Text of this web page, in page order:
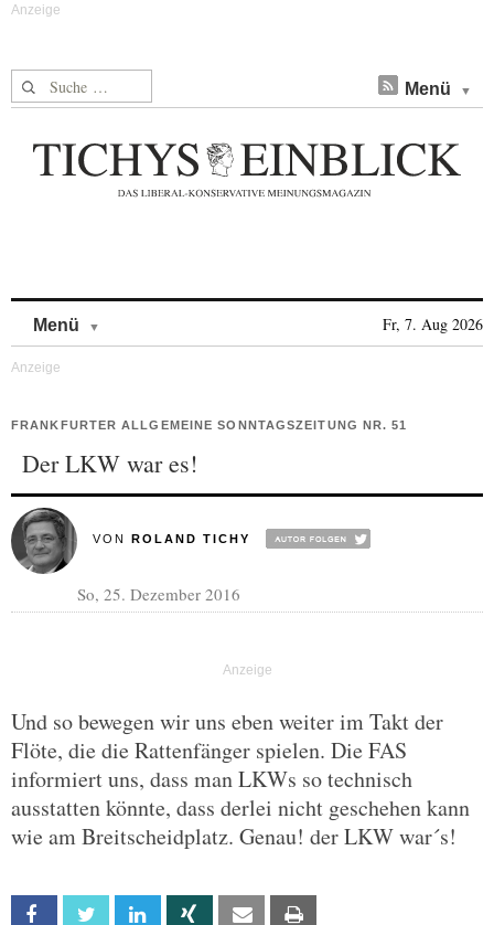
Suche nach: Menü
Menü Fr, 7. Aug 2026
FRANKFURTER ALLGEMEINE SONNTAGSZEITUNG NR. 51
Der LKW war es!
VON ROLAND TICHY
So, 25. Dezember 2016
Und so bewegen wir uns eben weiter im Takt der
Flöte, die die Rattenfänger spielen. Die FAS
informiert uns, dass man LKWs so technisch
ausstatten könnte, dass derlei nicht geschehen kann
wie am Breitscheidplatz. Genau! der LKW war´s!
Facebook Twitter Linkedin Xing Email